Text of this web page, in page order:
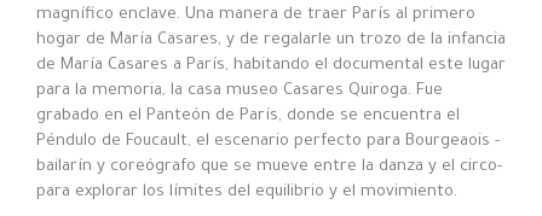
magnífico enclave. Una manera de traer París al primero
hogar de María Casares, y de regalarle un trozo de la infancia
de María Casares a París, habitando el documental este lugar
para la memoria, la casa museo Casares Quiroga. Fue
grabado en el Panteón de París, donde se encuentra el
Péndulo de Foucault, el escenario perfecto para Bourgeaois -
bailarín y coreógrafo que se mueve entre la danza y el circo-
para explorar los límites del equilibrio y el movimiento.